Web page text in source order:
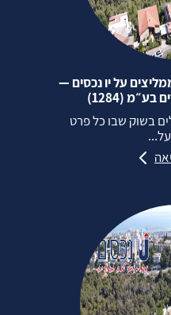
על יו נכסים —
(1284)
בשוק שבו כל פרט